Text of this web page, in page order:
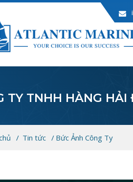
TY TNHH HÀNG
Tin tức Bức Ảnh Công Ty